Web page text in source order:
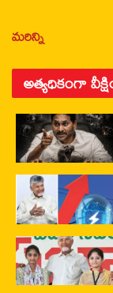
మరిన్ని
అత్యధికంగా